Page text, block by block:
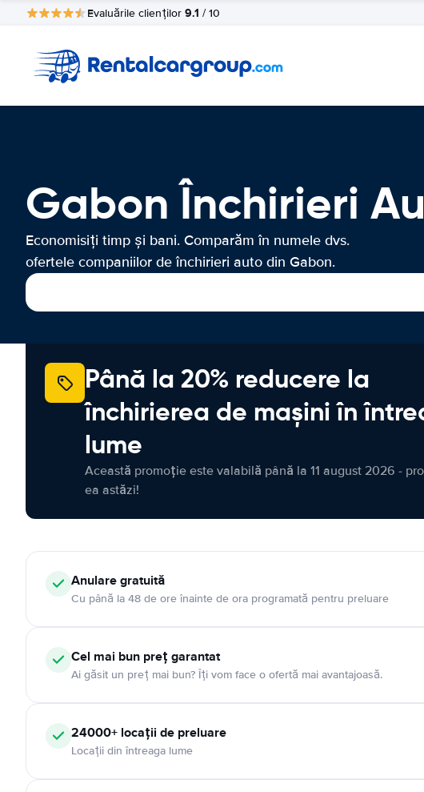
Evaluările clienților 9.1 / 10
Gabon Închirieri
Economisiți timp și bani. Comparăm în numele dvs.
ofertele companiilor de închirieri auto din Gabon.
Până la 20% reducere la
închirierea de mașini în
lume
Această promoție este valabilă până la 11 august 2026 -
ea astăzi!
Anulare gratuită
Cu până la 48 de ore înainte de ora programată pentru preluare
Cel mai bun preț garantat
Ai găsit un preț mai bun? Îți vom face o ofertă mai avantajoasă.
24000+ locații de preluare
Locații din întreaga lume